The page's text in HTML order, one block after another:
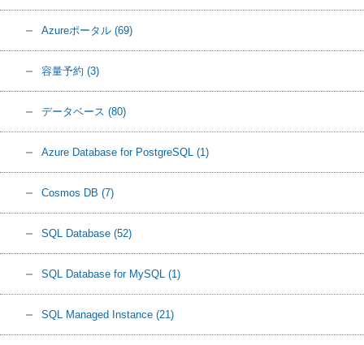
Azureポータル (69)
容量予約 (3)
データベース (80)
Azure Database for PostgreSQL (1)
Cosmos DB (7)
SQL Database (52)
SQL Database for MySQL (1)
SQL Managed Instance (21)